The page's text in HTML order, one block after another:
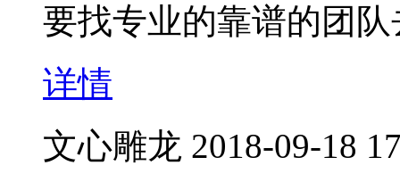
要找专业的靠谱的团
详情
文心雕龙 2018-09-18